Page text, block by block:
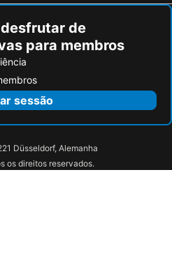
de
para membros
sessão
Düsseldorf, Alemanha
os direitos reservados.